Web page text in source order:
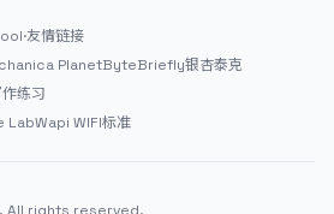
·友情链接
PlanetByteBriefly银杏泰克
练习
LabWapi WIFI标准
All rights reserved.